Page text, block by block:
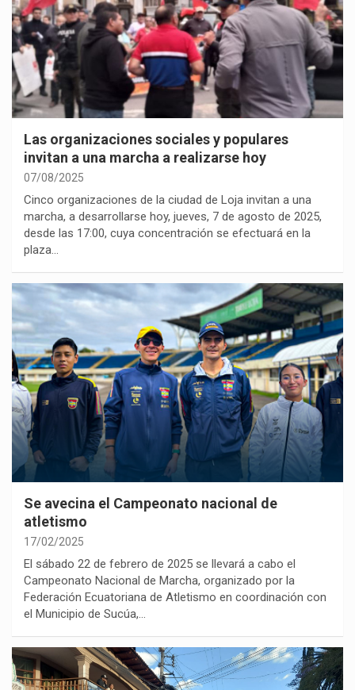
Las organizaciones sociales y populares
invitan a una marcha a realizarse hoy
07/08/2025
Cinco organizaciones de la ciudad de Loja invitan a una
marcha, a desarrollarse hoy, jueves, 7 de agosto de 2025,
desde las 17:00, cuya concentración se efectuará en la
plaza…
Se avecina el Campeonato nacional de
atletismo
17/02/2025
El sábado 22 de febrero de 2025 se llevará a cabo el
Campeonato Nacional de Marcha, organizado por la
Federación Ecuatoriana de Atletismo en coordinación con
el Municipio de Sucúa,…